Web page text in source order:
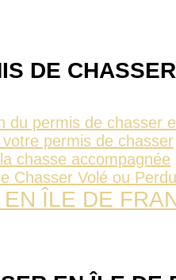
DE CHASSER
du permis de chasser
permis de chasser
chasse accompagnée
Chasser Volé ou Perdu
ÎLE DE